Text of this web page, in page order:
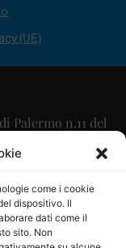
come i cookie
dispositivo. Il
dati come il
sito. Non
(UE)
Palermo n.11 del